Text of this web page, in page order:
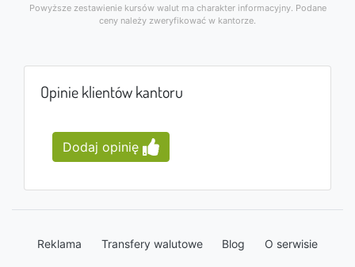
Powyższe zestawienie kursów walut ma charakter informacyjny. Podane
ceny należy zweryfikować w kantorze.
Opinie klientów kantoru
Dodaj opinię
Reklama Transfery walutowe Blog O serwisie